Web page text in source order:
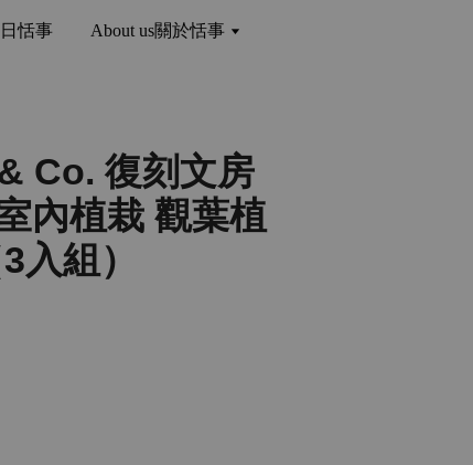
恬事 About us關於恬事
Co. 復刻文房
內植栽 觀葉植
入組）